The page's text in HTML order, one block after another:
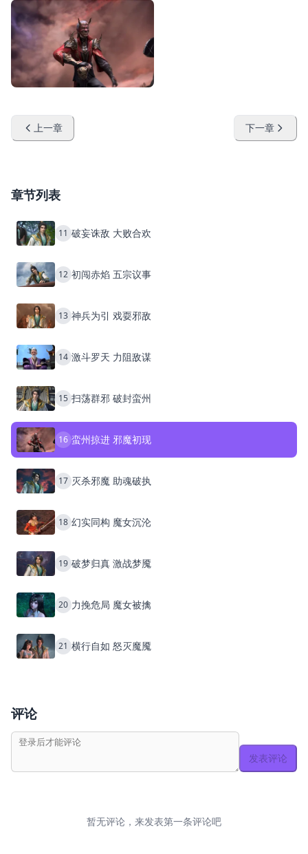
上一章 下一章
章节列表
11 破妄诛敌 大败合欢
12 初闯赤焰 五宗议事
13 神兵为引 戏耍邪敌
14 激斗罗天 力阻敌谋
15 扫荡群邪 破封蛮州
16 蛮州掠进 邪魔初现
17 灭杀邪魔 助魂破执
18 幻实同构 魔女沉沦
19 破梦归真 激战梦魇
20 力挽危局 魔女被擒
21 横行自如 怒灭魔魇
评论
发表评论
暂无评论，来发表第一条评论吧